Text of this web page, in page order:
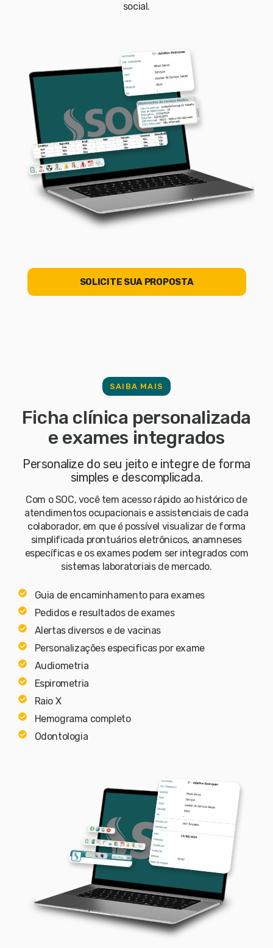
social.
SOLICITE SUA PROPOSTA
SAIBA MAIS
Ficha clínica personalizada
e exames integrados
Personalize do seu jeito e integre de forma
simples e descomplicada.
Com o SOC, você tem acesso rápido ao histórico de
atendimentos ocupacionais e assistenciais de cada
colaborador, em que é possível visualizar de forma
simplificada prontuários eletrônicos, anamneses
específicas e os exames podem ser integrados com
sistemas laboratoriais de mercado.
Guia de encaminhamento para exames
Pedidos e resultados de exames
Alertas diversos e de vacinas
Personalizações especificas por exame
Audiometria
Espirometria
Raio X
Hemograma completo
Odontologia